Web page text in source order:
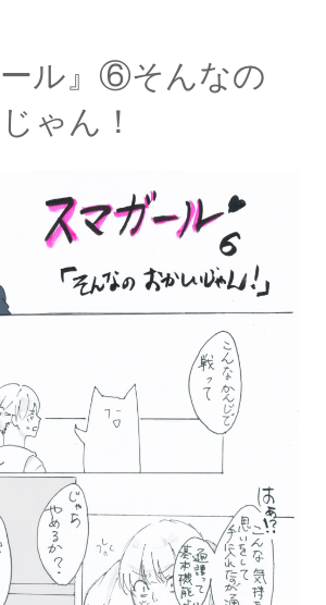
ール』⑥そんなの
ゃん！